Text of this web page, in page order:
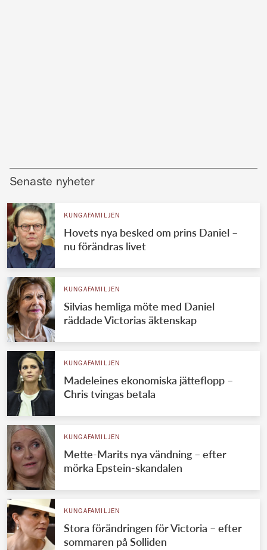
Senaste nyheter
KUNGAFAMILJEN
Hovets nya besked om prins Daniel –
nu förändras livet
KUNGAFAMILJEN
Silvias hemliga möte med Daniel
räddade Victorias äktenskap
KUNGAFAMILJEN
Madeleines ekonomiska jätteflopp –
Chris tvingas betala
KUNGAFAMILJEN
Mette-Marits nya vändning – efter
mörka Epstein-skandalen
KUNGAFAMILJEN
Stora förändringen för Victoria – efter
sommaren på Solliden